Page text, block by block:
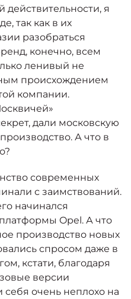
6
динамичный седан
000 ₽*
3 с ручным
(РУ)
создающий равные
000 ₽*
8
семиместный
000 ₽*
я
так как в их
разобраться
конечно, всем
ленивый не
происхождением
компании.
дали московскую
А что в
современных
с заимствований.
начинался
Opel. А что
производство новых
спросом даже в
кстати, благодаря
версии
очень неплохо на